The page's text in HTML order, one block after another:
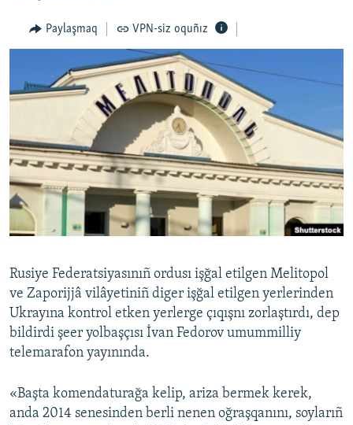
İNSAN AQLARI
VİDEO
BLOGLAR
Русский
Українською
QOŞULIÑIZ!
RFE/RS bütün saytları
Paylaşmaq VPN-siz oquñız
Rusiye Federatsiyasınıñ ordusı işğal etilgen Melitopol
ve Zaporijjâ vilâyetiniñ diger işğal etilgen yerlerinden
Ukrayına kontrol etken yerlerge çıqışnı zorlaştırdı, dep
bildirdi şeer yolbaşçısı İvan Fedorov umummilliy
telemarafon yayınında.
«Başta komendaturağa kelip, ariza bermek kerek,
anda 2014 senesinden berli nenen oğraşqanını, soylarıñ